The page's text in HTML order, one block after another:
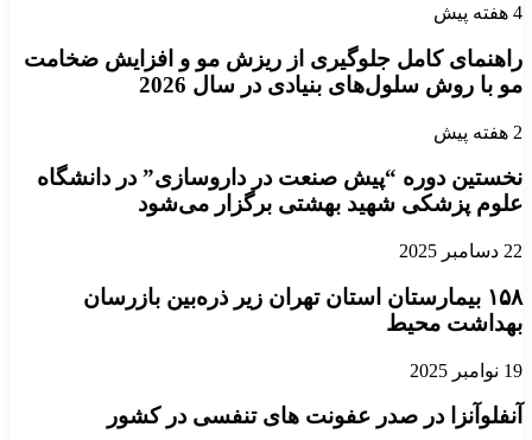
4 هفته پیش
راهنمای کامل جلوگیری از ریزش مو و افزایش ضخامت
مو با روش سلول‌های بنیادی در سال 2026
2 هفته پیش
نخستین دوره “پیش صنعت در داروسازی” در دانشگاه
علوم پزشکی شهید بهشتی برگزار می‌شود
22 دسامبر 2025
۱۵۸ بیمارستان استان تهران زیر ذره‌بین بازرسان
بهداشت محیط
19 نوامبر 2025
آنفلوآنزا در صدر عفونت های تنفسی در کشور